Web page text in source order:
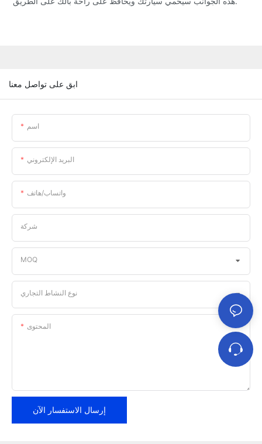
ابق على تواصل معنا
اسم
البريد الإلكتروني
واتساب/هاتف
شركة
MOQ
نوع النشاط التجاري
المحتوى
إرسال الاستفسار الآن